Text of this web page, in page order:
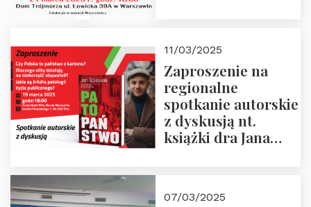
i prof.
Krasnodębski
11/03/2025
Zaproszenie na
regionalne
spotkanie autorskie
z dyskusją nt.
książki dra Jana
07/03/2025